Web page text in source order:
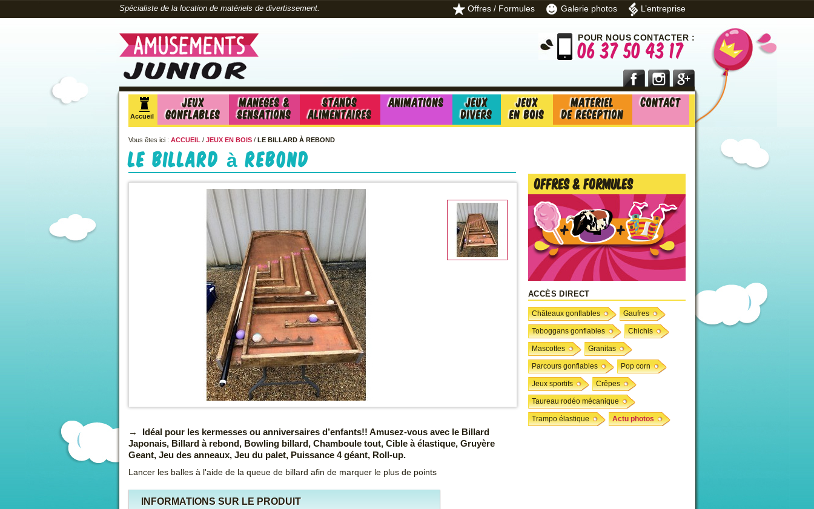
Spécialiste de la location de matériels de divertissement. Offres / Formules Galerie photos L’entreprise
POUR NOUS CONTACTER :
06 37 50 43 17
Accueil
Jeux
Gonflables
Maneges &
sensations
Stands
alimentaires
Animations Jeux
divers
Jeux
en bois
Materiel
de reception
Contact
Vous êtes ici : ACCUEIL / JEUX EN BOIS / LE BILLARD À REBOND
Le Billard à Rebond
Idéal pour les kermesses ou anniversaires d’enfants!! Amusez-vous avec le Billard
Japonais, Billard à rebond, Bowling billard, Chamboule tout, Cible à élastique, Gruyère
Geant, Jeu des anneaux, Jeu du palet, Puissance 4 géant, Roll-up.
Lancer les balles à l'aide de la queue de billard afin de marquer le plus de points
INFORMATIONS SUR LE PRODUIT
Offres & formules
ACCÈS DIRECT
Châteaux gonflables Gaufres
Toboggans gonflables Chichis
Mascottes Granitas
Parcours gonflables Pop corn
Jeux sportifs Crêpes
Taureau rodéo mécanique
Trampo élastique Actu photos